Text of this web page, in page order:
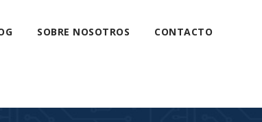
SOBRE NOSOTROS CONTACTO